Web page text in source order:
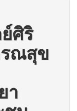
ศิริ
ณสุข
า